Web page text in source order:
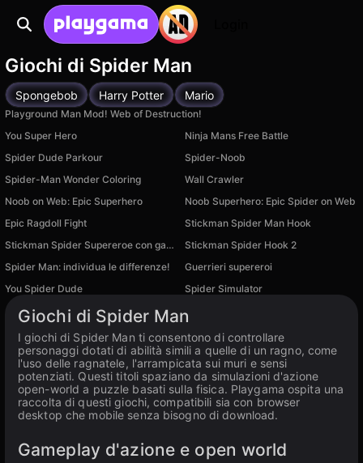
Giochi di Spider Man
Spongebob Harry Potter Mario
Playground Man Mod! Web of Destruction!
You Super Hero
Ninja Mans Free Battle
Spider Dude Parkour
Spider-Noob
Spider-Man Wonder Coloring
Wall Crawler
Noob on Web: Epic Superhero
Noob Superhero: Epic Spider on Web
Epic Ragdoll Fight
Stickman Spider Man Hook
Stickman Spider Supereroe con gancio
Stickman Spider Hook 2
Spider Man: individua le differenze!
Guerrieri supereroi
Disponibile su PC
You Spider Dude Spider Simulator
Giochi di Spider Man
I giochi di Spider Man ti consentono di controllare
personaggi dotati di abilità simili a quelle di un ragno, come
l'uso delle ragnatele, l'arrampicata sui muri e sensi
potenziati. Questi titoli spaziano da simulazioni d'azione
open-world a puzzle basati sulla fisica. Playgama ospita una
raccolta di questi giochi, compatibili sia con browser
desktop che mobile senza bisogno di download.
Gameplay d'azione e open world